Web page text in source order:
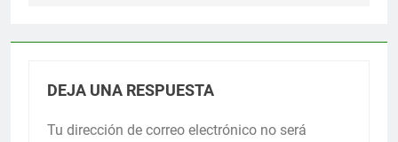
DEJA UNA RESPUESTA
Tu dirección de correo electrónico no será